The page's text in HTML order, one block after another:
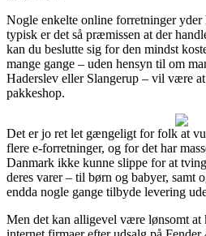
Nogle enkelte online forretninger yder
typisk er det så præmissen at der
kan du beslutte sig for den mindst
mange gange – uden hensyn til om
Haderslev eller Slangerup – vil være
pakkeshop.
Det er jo ret let gængeligt for folk at
flere e-forretninger, og for det har
Danmark ikke kunne slippe for at
deres varer – til børn og babyer, samt
endda nogle gange tilbyde levering
Men det kan alligevel være lønsomt